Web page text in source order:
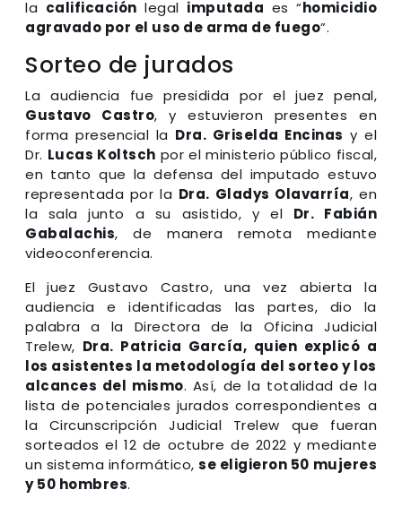
la calificación legal imputada es “homicidio
agravado por el uso de arma de fuego”.
Sorteo de jurados
La audiencia fue presidida por el juez penal,
Gustavo Castro, y estuvieron presentes en
forma presencial la Dra. Griselda Encinas y el
Dr. Lucas Koltsch por el ministerio público fiscal,
en tanto que la defensa del imputado estuvo
representada por la Dra. Gladys Olavarría, en
la sala junto a su asistido, y el Dr. Fabián
Gabalachis, de manera remota mediante
videoconferencia.
El juez Gustavo Castro, una vez abierta la
audiencia e identificadas las partes, dio la
palabra a la Directora de la Oficina Judicial
Trelew, Dra. Patricia García, quien explicó a
los asistentes la metodología del sorteo y los
alcances del mismo. Así, de la totalidad de la
lista de potenciales jurados correspondientes a
la Circunscripción Judicial Trelew que fueran
sorteados el 12 de octubre de 2022 y mediante
un sistema informático,se eligieron 50 mujeres
y 50 hombres.